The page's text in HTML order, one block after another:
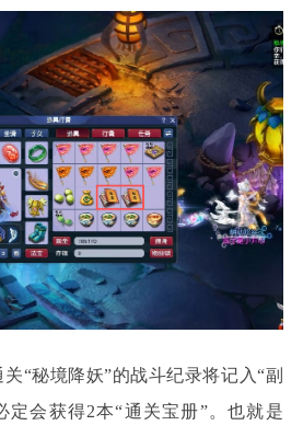
“秘境降妖”的战斗纪录将记入“副
定会获得2本“通关宝册”。也就是